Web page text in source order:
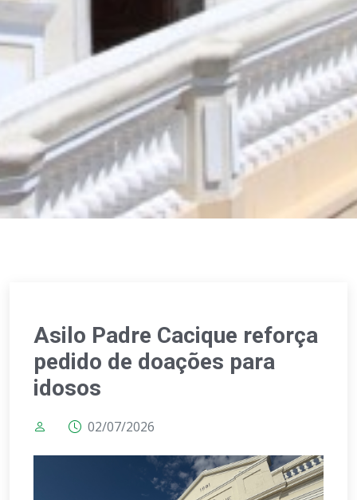
Asilo Padre Cacique reforça
pedido de doações para
idosos
02/07/2026